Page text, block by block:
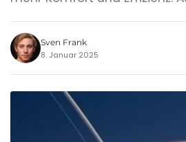
Sven Frank
8. Januar 2025